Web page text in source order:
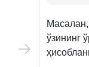
Масалан,
ўзининг